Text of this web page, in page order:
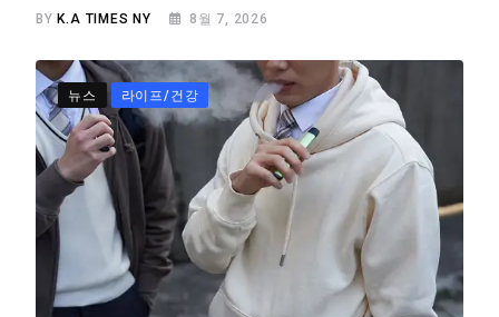
BY K.A TIMES NY 8월 7, 2026
뉴스 라이프/건강